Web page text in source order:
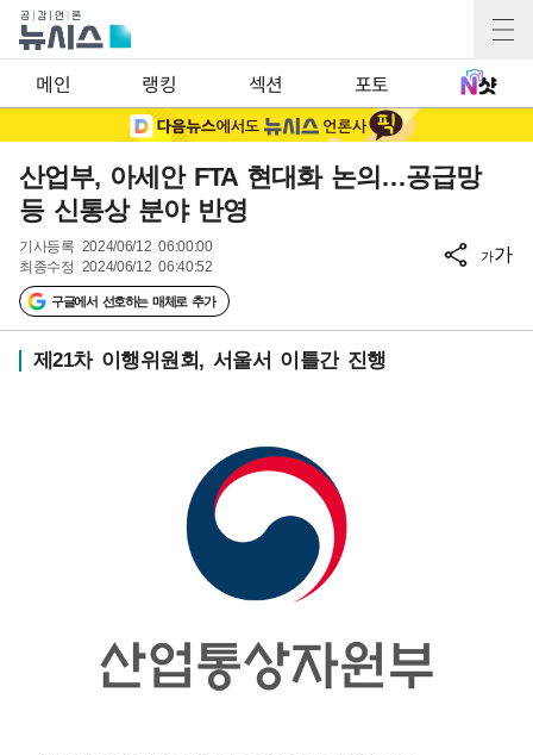
메인 랭킹 섹션 포토
산업부, 아세안 FTA 현대화 논의…공급망
등 신통상 분야 반영
기사등록 2024/06/12 06:00:00
최종수정 2024/06/12 06:40:52
구글에서 선호하는 매체로 추가
가가
제21차 이행위원회, 서울서 이틀간 진행